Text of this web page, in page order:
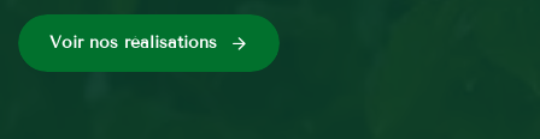
Voir nos réalisations